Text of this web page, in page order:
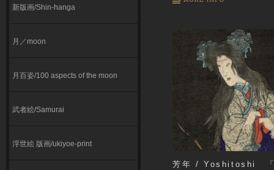
新版画/Shin-hanga
月／moon
月百姿/100 aspects of the moon
武者絵/Samurai
浮世絵 版画/ukiyoe-print
芳年 / Yoshitoshi 「